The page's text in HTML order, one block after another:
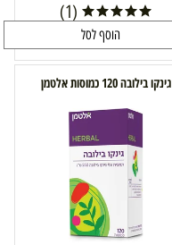
(1)
הוסף לסל
גינקו בילובה 120 כמוסות אלטמן